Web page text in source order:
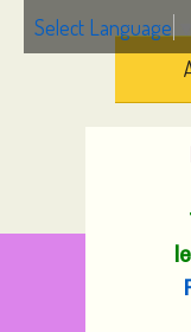
Select Language